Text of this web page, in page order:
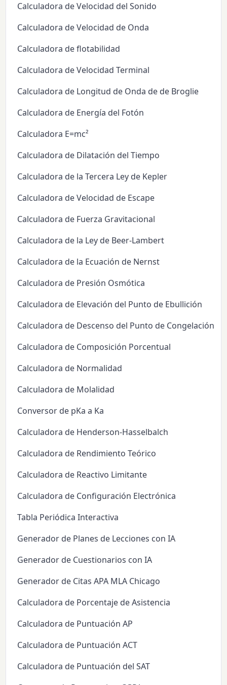
Calculadora de Velocidad del Sonido
Calculadora de Velocidad de Onda
Calculadora de flotabilidad
Calculadora de Velocidad Terminal
Calculadora de Longitud de Onda de de Broglie
Calculadora de Energía del Fotón
Calculadora E=mc²
Calculadora de Dilatación del Tiempo
Calculadora de la Tercera Ley de Kepler
Calculadora de Velocidad de Escape
Calculadora de Fuerza Gravitacional
Calculadora de la Ley de Beer-Lambert
Calculadora de la Ecuación de Nernst
Calculadora de Presión Osmótica
Calculadora de Elevación del Punto de Ebullición
Calculadora de Descenso del Punto de Congelación
Calculadora de Composición Porcentual
Calculadora de Normalidad
Calculadora de Molalidad
Conversor de pKa a Ka
Calculadora de Henderson-Hasselbalch
Calculadora de Rendimiento Teórico
Calculadora de Reactivo Limitante
Calculadora de Configuración Electrónica
Tabla Periódica Interactiva
Generador de Planes de Lecciones con IA
Generador de Cuestionarios con IA
Generador de Citas APA MLA Chicago
Calculadora de Porcentaje de Asistencia
Calculadora de Puntuación AP
Calculadora de Puntuación ACT
Calculadora de Puntuación del SAT